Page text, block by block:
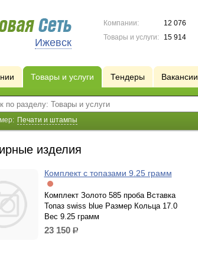
Ижевск
Компании:
12 076
Товары и услуги:
15 914
Товары и услуги Тендеры Вакансии
Печати и штампы
изделия
Комплект с топазами 9.25 грамм
Комплект Золото 585 проба Вставка
Топаз swiss blue Размер Кольца 17.0
Вес 9.25 грамм
23 150 р.